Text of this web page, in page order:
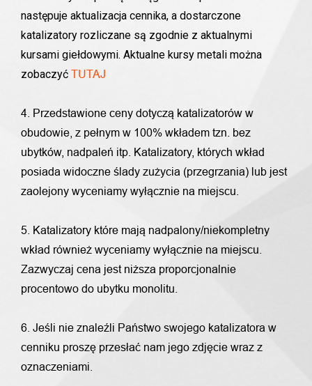
następuje aktualizacja cennika, a dostarczone
katalizatory rozliczane są zgodnie z aktualnymi
kursami giełdowymi. Aktualne kursy metali można
zobaczyć TUTAJ
4. Przedstawione ceny dotyczą katalizatorów w
obudowie, z pełnym w 100% wkładem tzn. bez
ubytków, nadpaleń itp. Katalizatory, których wkład
posiada widoczne ślady zużycia (przegrzania) lub jest
zaolejony wyceniamy wyłącznie na miejscu.
5. Katalizatory które mają nadpalony/niekompletny
wkład również wyceniamy wyłącznie na miejscu.
Zazwyczaj cena jest niższa proporcjonalnie
procentowo do ubytku monolitu.
6. Jeśli nie znaleźli Państwo swojego katalizatora w
cenniku proszę przesłać nam jego zdjęcie wraz z
oznaczeniami.